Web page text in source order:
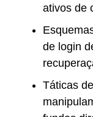
ativos de
de login
Táticas